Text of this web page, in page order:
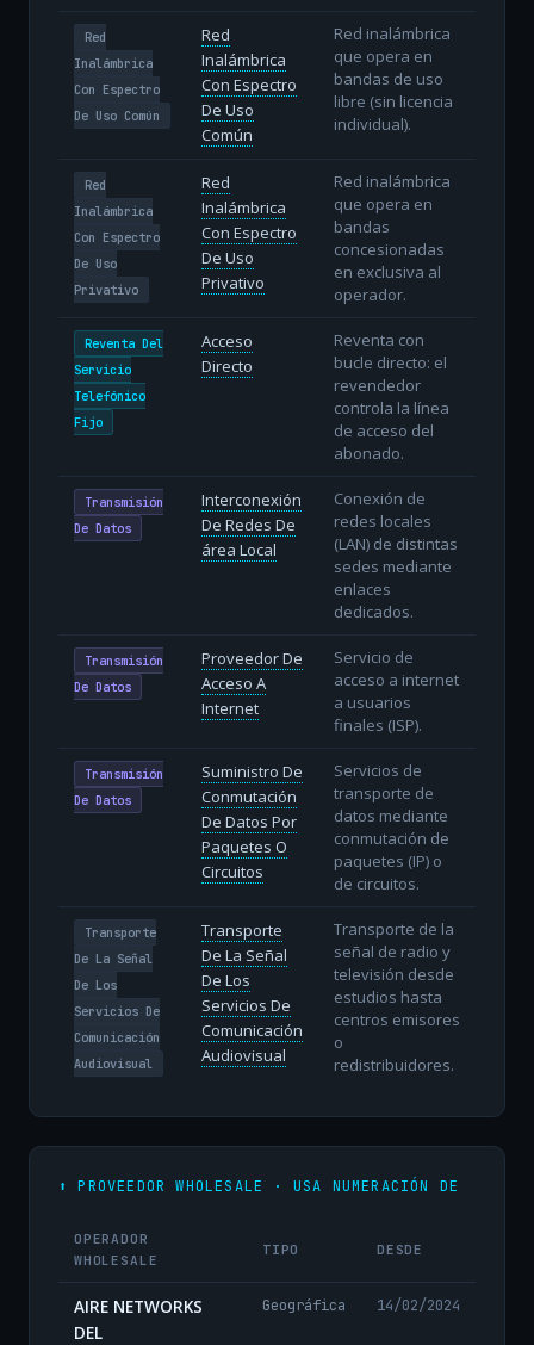
Red
Inalámbrica
Con Espectro
De Uso Común
Red
Inalámbrica
Con Espectro
De Uso
Común
Red inalámbrica
que opera en
bandas de uso
libre (sin licencia
individual).
Red
Inalámbrica
Con Espectro
De Uso
Privativo
Red
Inalámbrica
Con Espectro
De Uso
Privativo
Red inalámbrica
que opera en
bandas
concesionadas
en exclusiva al
operador.
Reventa Del
Servicio
Telefónico
Fijo
Acceso
Directo
Reventa con
bucle directo: el
revendedor
controla la línea
de acceso del
abonado.
Transmisión
De Datos
Interconexión
De Redes De
área Local
Conexión de
redes locales
(LAN) de distintas
sedes mediante
enlaces
dedicados.
Transmisión
De Datos
Proveedor De
Acceso A
Internet
Servicio de
acceso a internet
a usuarios
finales (ISP).
Transmisión
De Datos
Suministro De
Conmutación
De Datos Por
Paquetes O
Circuitos
Servicios de
transporte de
datos mediante
conmutación de
paquetes (IP) o
de circuitos.
Transporte
De La Señal
De Los
Servicios De
Comunicación
Audiovisual
Transporte
De La Señal
De Los
Servicios De
Comunicación
Audiovisual
Transporte de la
señal de radio y
televisión desde
estudios hasta
centros emisores
o
redistribuidores.
⬆️ PROVEEDOR WHOLESALE · USA NUMERACIÓN DE
OPERADOR
WHOLESALE
TIPO DESDE
AIRE NETWORKS
DEL
Geográfica 14/02/2024